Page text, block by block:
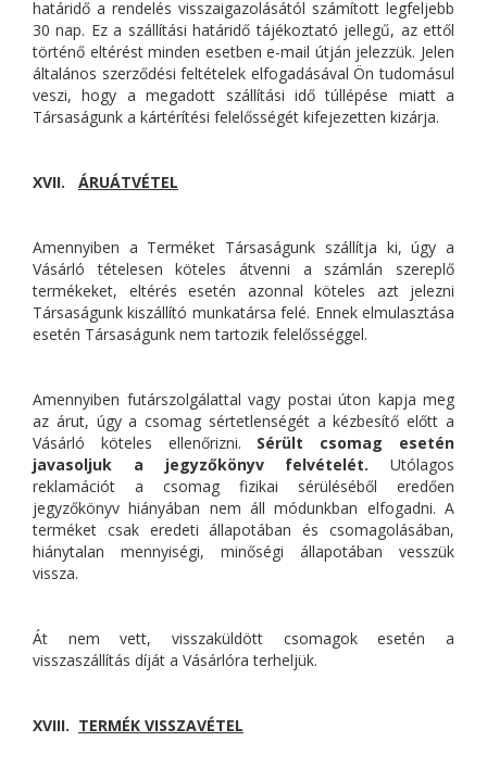
határidő a rendelés visszaigazolásától számított legfeljebb
30 nap. Ez a szállítási határidő tájékoztató jellegű, az ettől
történő eltérést minden esetben e-mail útján jelezzük. Jelen
általános szerződési feltételek elfogadásával Ön tudomásul
veszi, hogy a megadott szállítási idő túllépése miatt a
Társaságunk a kártérítési felelősségét kifejezetten kizárja.
XVII. ÁRUÁTVÉTEL
Amennyiben a Terméket Társaságunk szállítja ki, úgy a
Vásárló tételesen köteles átvenni a számlán szereplő
termékeket, eltérés esetén azonnal köteles azt jelezni
Társaságunk kiszállító munkatársa felé. Ennek elmulasztása
esetén Társaságunk nem tartozik felelősséggel.
Amennyiben futárszolgálattal vagy postai úton kapja meg
az árut, úgy a csomag sértetlenségét a kézbesítő előtt a
Vásárló köteles ellenőrizni. Sérült csomag esetén
javasoljuk a jegyzőkönyv felvételét. Utólagos
reklamációt a csomag fizikai sérüléséből eredően
jegyzőkönyv hiányában nem áll módunkban elfogadni. A
terméket csak eredeti állapotában és csomagolásában,
hiánytalan mennyiségi, minőségi állapotában vesszük
vissza.
Át nem vett, visszaküldött csomagok esetén a
visszaszállítás díját a Vásárlóra terheljük.
XVIII. TERMÉK VISSZAVÉTEL